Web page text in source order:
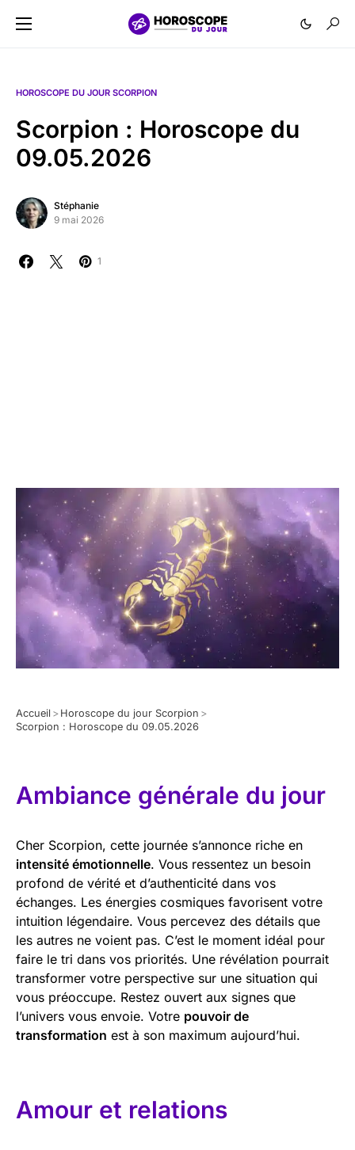
HOROSCOPE DU JOUR SCORPION
Scorpion : Horoscope du
09.05.2026
Stéphanie
9 mai 2026
1
Accueil > Horoscope du jour Scorpion >
Scorpion : Horoscope du 09.05.2026
Ambiance générale du jour
Cher Scorpion, cette journée s’annonce riche en
intensité émotionnelle. Vous ressentez un besoin
profond de vérité et d’authenticité dans vos
échanges. Les énergies cosmiques favorisent votre
intuition légendaire. Vous percevez des détails que
les autres ne voient pas. C’est le moment idéal pour
faire le tri dans vos priorités. Une révélation pourrait
transformer votre perspective sur une situation qui
vous préoccupe. Restez ouvert aux signes que
l’univers vous envoie. Votre pouvoir de
transformation est à son maximum aujourd’hui.
Amour et relations